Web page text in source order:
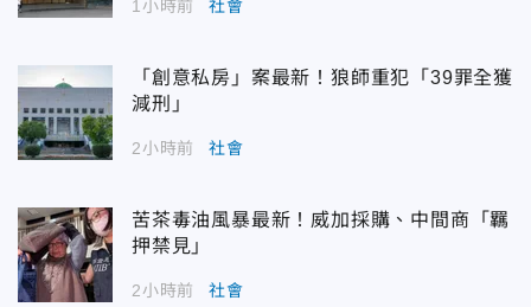
1小時前 社會
「創意私房」案最新！狼師重犯「39罪全獲
減刑」
2小時前 社會
苦茶毒油風暴最新！威加採購、中間商「羈
押禁見」
2小時前 社會